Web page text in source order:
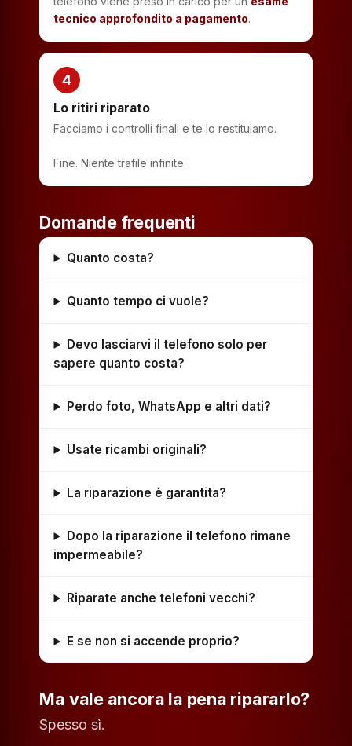
tecnico approfondito a pagamento.
4
Lo ritiri riparato
Facciamo i controlli finali e te lo restituiamo.
Fine. Niente trafile infinite.
Domande frequenti
Quanto costa?
Quanto tempo ci vuole?
Devo lasciarvi il telefono solo per
sapere quanto costa?
Perdo foto, WhatsApp e altri dati?
Usate ricambi originali?
La riparazione è garantita?
Dopo la riparazione il telefono rimane
impermeabile?
Riparate anche telefoni vecchi?
E se non si accende proprio?
Ma vale ancora la pena ripararlo?
Spesso sì.